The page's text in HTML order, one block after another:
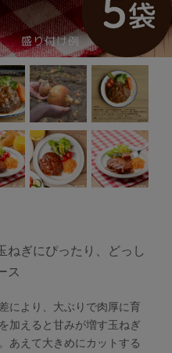
ねぎにぴったり、どっし
ス
により、大ぶりで肉厚に育
加えると甘みが増す玉ねぎ
あえて大きめにカットする